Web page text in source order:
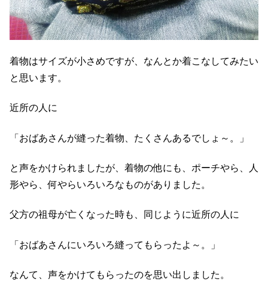
着物はサイズが小さめですが、なんとか着こなしてみたい
と思います。
近所の人に
「おばあさんが縫った着物、たくさんあるでしょ～。」
と声をかけられましたが、着物の他にも、ポーチやら、人
形やら、何やらいろいろなものがありました。
父方の祖母が亡くなった時も、同じように近所の人に
「おばあさんにいろいろ縫ってもらったよ～。」
なんて、声をかけてもらったのを思い出しました。